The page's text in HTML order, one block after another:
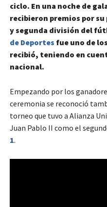
ciclo. En una noche de
recibieron premios por
y segunda división del
de Deportes fue uno de
recibió, teniendo en
nacional.
Empezando por los
ceremonia se reconoció
torneo que tuvo a Alianza
Juan Pablo II como el
1.